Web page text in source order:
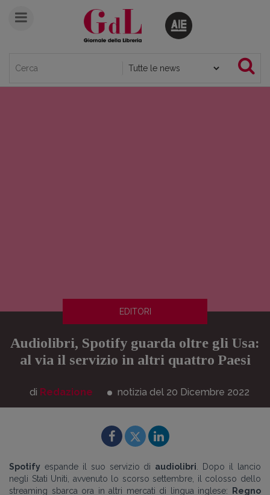
EDITORI
Audiolibri, Spotify guarda oltre gli Usa:
al via il servizio in altri quattro Paesi
di Redazione notizia del 20 Dicembre 2022
Spotify espande il suo servizio di audiolibri . Dopo il lancio
negli Stati Uniti, avvenuto lo scorso settembre, il colosso dello
streaming sbarca ora in altri mercati di lingua inglese:
Regno